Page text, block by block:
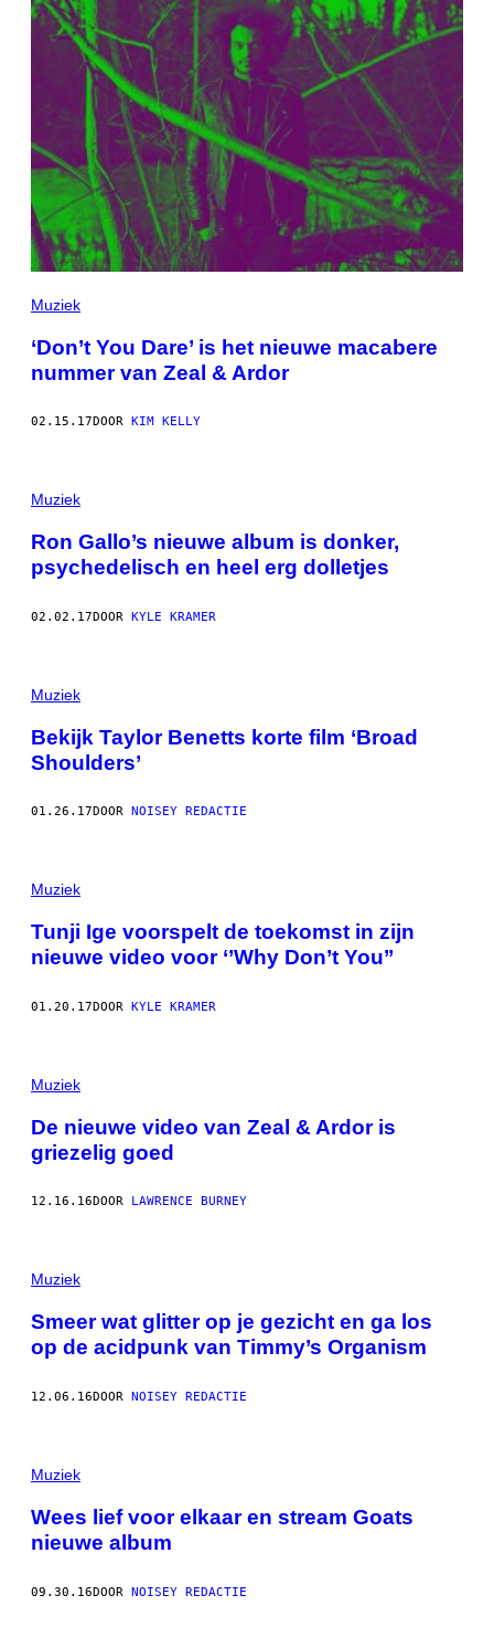
Muziek
‘Don’t You Dare’ is het nieuwe macabere
nummer van Zeal & Ardor
02.15.17DOOR KIM KELLY
Muziek
Ron Gallo’s nieuwe album is donker,
psychedelisch en heel erg dolletjes
02.02.17DOOR KYLE KRAMER
Muziek
Bekijk Taylor Benetts korte film ‘Broad
Shoulders’
01.26.17DOOR NOISEY REDACTIE
Muziek
Tunji Ige voorspelt de toekomst in zijn
nieuwe video voor ‘’Why Don’t You’’
01.20.17DOOR KYLE KRAMER
C
E
N
S
O
Y
U
T
U
A
M
I
E
D
Muziek
De nieuwe video van Zeal & Ardor is
griezelig goed
12.16.16DOOR LAWRENCE BURNEY
Muziek
Smeer wat glitter op je gezicht en ga los
op de acidpunk van Timmy’s Organism
12.06.16DOOR NOISEY REDACTIE
Muziek
Wees lief voor elkaar en stream Goats
nieuwe album
09.30.16DOOR NOISEY REDACTIE